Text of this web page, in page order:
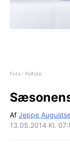
Foto : Polfoto
Af Jeppe
13.05.2014 Kl.